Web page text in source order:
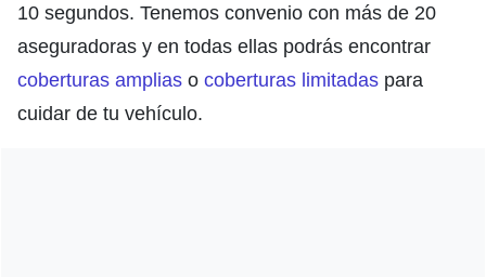
10 segundos. Tenemos convenio con más de 20
aseguradoras y en todas ellas podrás encontrar
coberturas amplias o coberturas limitadas para
cuidar de tu vehículo.